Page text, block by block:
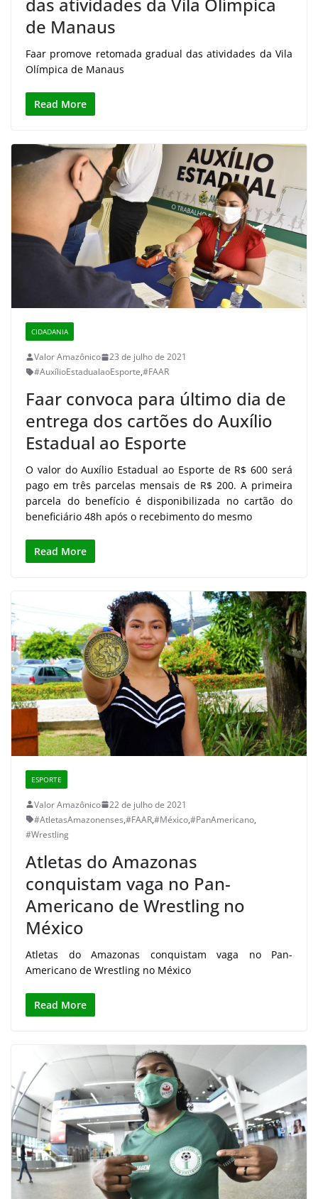
de Manaus
Faar promove retomada gradual das atividades da Vila
Olímpica de Manaus
Read More
CIDADANIA
Valor Amazônico
23 de julho de 2021
#AuxílioEstadualaoEsporte,#FAAR
Faar convoca para último dia de
entrega dos cartões do Auxílio
Estadual ao Esporte
O valor do Auxílio Estadual ao Esporte de R$ 600 será
pago em três parcelas mensais de R$ 200. A primeira
parcela do benefício é disponibilizada no cartão do
beneficiário 48h após o recebimento do mesmo
Read More
ESPORTE
Valor Amazônico
22 de julho de 2021
#AtletasAmazonenses,#FAAR,#México,#PanAmericano,
#Wrestling
Atletas do Amazonas
conquistam vaga no Pan-
Americano de Wrestling no
México
Atletas do Amazonas conquistam vaga no Pan-
Americano de Wrestling no México
Read More